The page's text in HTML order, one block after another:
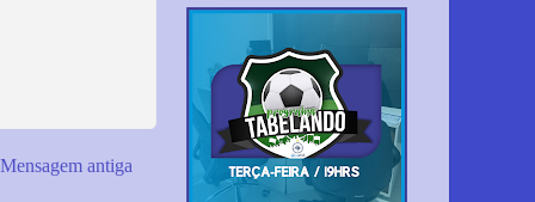
Mensagem antiga